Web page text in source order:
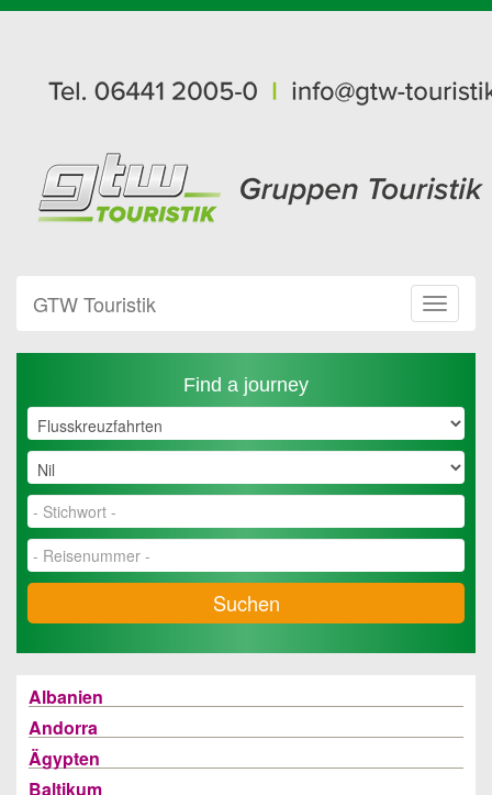
Toggle
GTW Touristik
Find a journey
Suchen
Albanien
Andorra
Ägypten
Baltikum